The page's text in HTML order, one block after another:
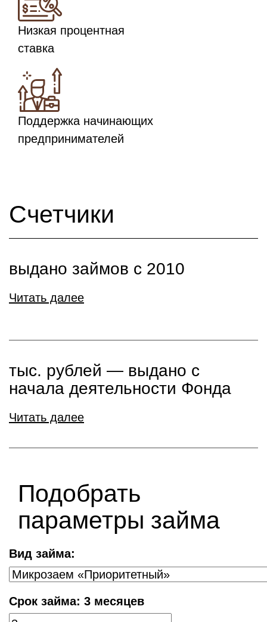
Низкая процентная
ставка
Поддержка начинающих
предпринимателей
Счетчики
выдано займов с 2010
Читать далее
тыс. рублей ― выдано с
начала деятельности Фонда
Читать далее
Подобрать
параметры займа
Вид займа:
Срок займа: 3 месяцев